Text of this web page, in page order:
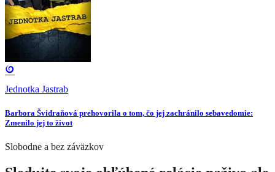
Jednotka Jastrab
Barbora Švidraňová prehovorila o tom, čo jej zachránilo sebavedomie:
Zmenilo jej to život
Slobodne a bez záväzkov